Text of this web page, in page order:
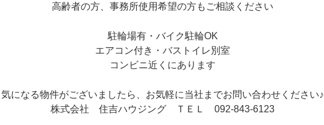
高齢者の方、事務所使用希望の方もご相談ください
駐輪場有・バイク駐輪OK
エアコン付き・バストイレ別室
コンビニ近くにあります
気になる物件がございましたら、お気軽に当社までお問い合わせください♪
株式会社 住吉ハウジング ＴＥＬ 092-843-6123